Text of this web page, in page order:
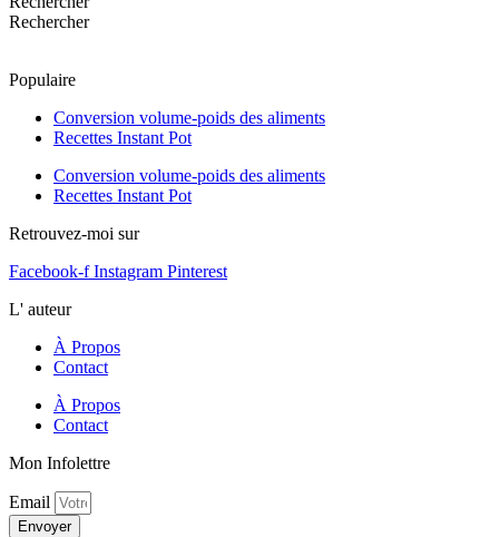
Rechercher
Populaire
Conversion volume-poids des aliments
Recettes Instant Pot
Conversion volume-poids des aliments
Recettes Instant Pot
Retrouvez-moi sur
Facebook-f Instagram Pinterest
L' auteur
À Propos
Contact
À Propos
Contact
Mon Infolettre
Email
Envoyer